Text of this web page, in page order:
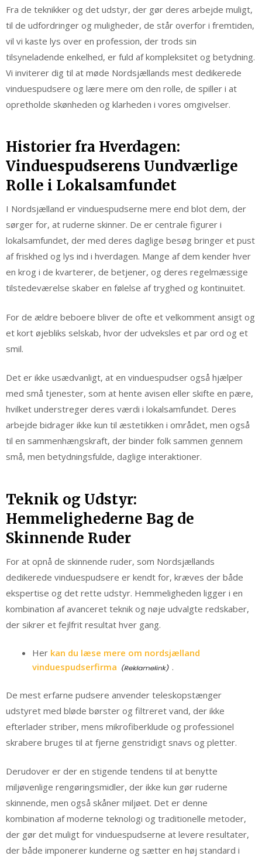
Fra de teknikker og det udstyr, der gør deres arbejde muligt,
til de udfordringer og muligheder, de står overfor i fremtiden,
vil vi kaste lys over en profession, der trods sin
tilsyneladende enkelhed, er fuld af kompleksitet og betydning.
Vi inviterer dig til at møde Nordsjællands mest dedikerede
vinduespudsere og lære mere om den rolle, de spiller i at
opretholde skønheden og klarheden i vores omgivelser.
Historier fra Hverdagen:
Vinduespudserens Uundværlige
Rolle i Lokalsamfundet
I Nordsjælland er vinduespudserne mere end blot dem, der
sørger for, at ruderne skinner. De er centrale figurer i
lokalsamfundet, der med deres daglige besøg bringer et pust
af friskhed og lys ind i hverdagen. Mange af dem kender hver
en krog i de kvarterer, de betjener, og deres regelmæssige
tilstedeværelse skaber en følelse af tryghed og kontinuitet.
For de ældre beboere bliver de ofte et velkomment ansigt og
et kort øjebliks selskab, hvor der udveksles et par ord og et
smil.
Det er ikke usædvanligt, at en vinduespudser også hjælper
med små tjenester, som at hente avisen eller skifte en pære,
hvilket understreger deres værdi i lokalsamfundet. Deres
arbejde bidrager ikke kun til æstetikken i området, men også
til en sammenhængskraft, der binder folk sammen gennem
små, men betydningsfulde, daglige interaktioner.
Teknik og Udstyr:
Hemmelighederne Bag de
Skinnende Ruder
For at opnå de skinnende ruder, som Nordsjællands
dedikerede vinduespudsere er kendt for, kræves der både
ekspertise og det rette udstyr. Hemmeligheden ligger i en
kombination af avanceret teknik og nøje udvalgte redskaber,
der sikrer et fejlfrit resultat hver gang.
Her kan du læse mere om nordsjælland
vinduespudserfirma
.
De mest erfarne pudsere anvender teleskopstænger
udstyret med bløde børster og filtreret vand, der ikke
efterlader striber, mens mikrofiberklude og professionel
skrabere bruges til at fjerne genstridigt snavs og pletter.
Derudover er der en stigende tendens til at benytte
miljøvenlige rengøringsmidler, der ikke kun gør ruderne
skinnende, men også skåner miljøet. Det er denne
kombination af moderne teknologi og traditionelle metoder,
der gør det muligt for vinduespudserne at levere resultater,
der både imponerer kunderne og sætter en høj standard i